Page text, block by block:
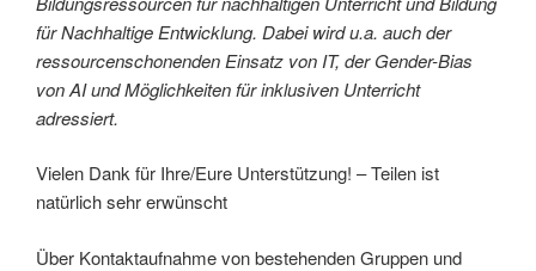
für Nachhaltige Entwicklung. Dabei wird u.a. auch der
ressourcenschonenden Einsatz von IT, der Gender-Bias
von AI und Möglichkeiten für inklusiven Unterricht
adressiert.
Vielen Dank für Ihre/Eure Unterstützung! – Teilen ist
natürlich sehr erwünscht
Über Kontaktaufnahme von bestehenden Gruppen und